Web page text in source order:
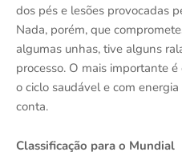
dos pés e lesões provocadas
Nada, porém, que
algumas unhas, tive alguns
processo. O mais importante
o ciclo saudável e com
conta.
Classificação para o Mundial